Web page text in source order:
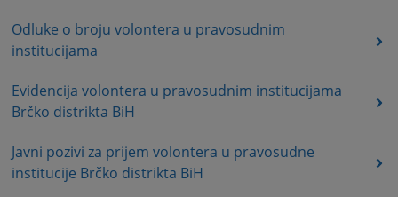
Odluke o broju volontera u pravosudnim
institucijama
Evidencija volontera u pravosudnim institucijama
Brčko distrikta BiH
Javni pozivi za prijem volontera u pravosudne
institucije Brčko distrikta BiH